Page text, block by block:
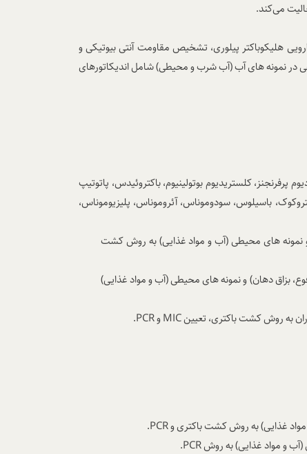
می‌کند.
هلیکوباکتر پیلوری، تشخیص مقاومت آنتی بیوتیکی و
در نمونه های آب (آب شرب و محیطی) شامل اندیکاتورهای
کلستریدیوم بوتولینیوم، باکتروئیدس، پاتوتیپ
انتروکوک، باسیلوس، سودوموناس، آئروموناس، پلیزیوموناس،
و نمونه های محیطی (آب و مواد غذایی) به روش کشت
بزاق دهان) و نمونه های محیطی (آب و مواد غذایی)
به روش کشت باکتری، تعیینMICوPCR
.
مواد غذایی) به روش کشت باکتری وPCR
.
(آب و مواد غذایی) به روشPCR
.